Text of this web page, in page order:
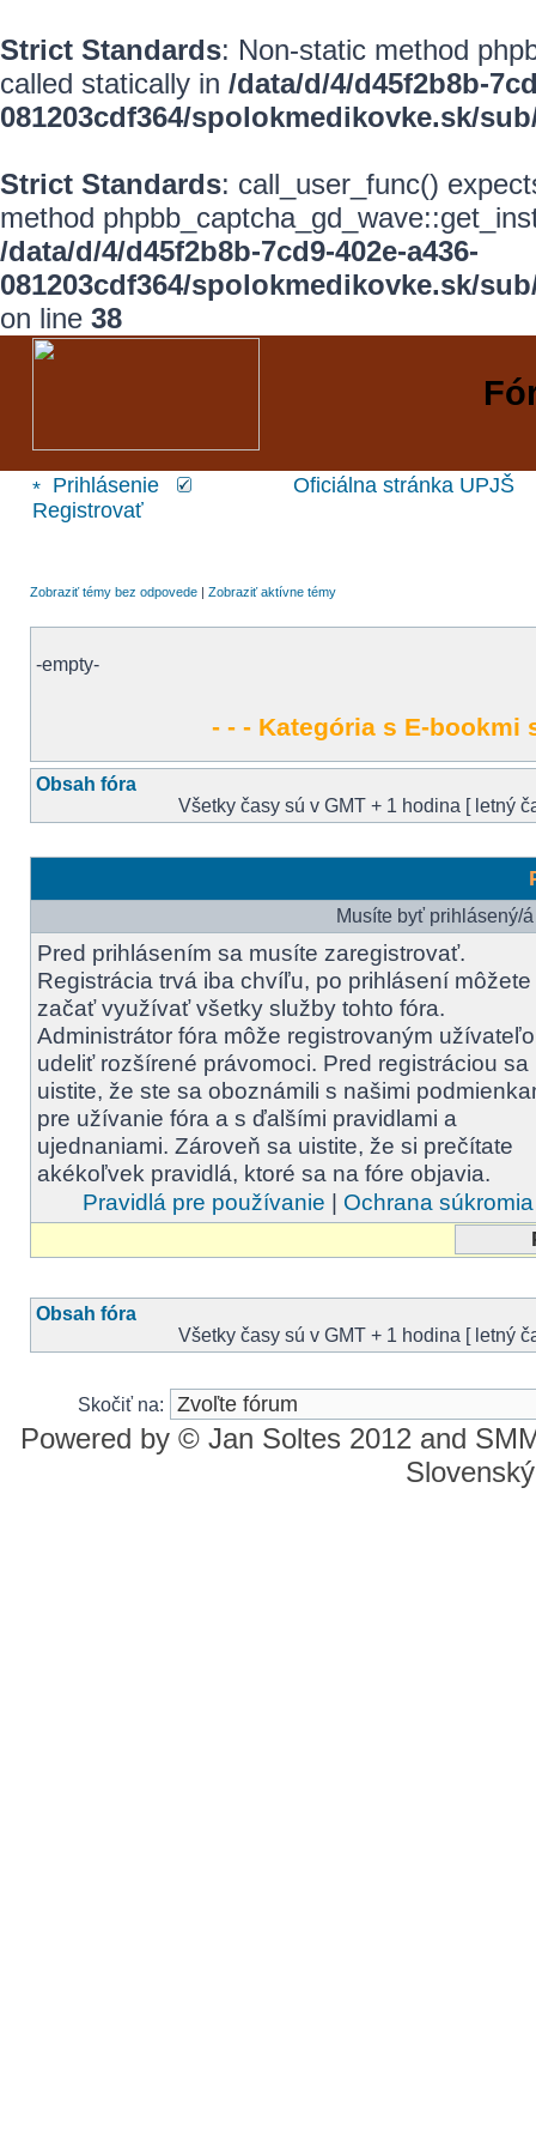
Strict Standards: Non-static method
called statically in /data/d/4/d45f2b8b-
081203cdf364/spolokmedikovke.sk/
Strict Standards: call_user_func()
method
/data/d/4/d45f2b8b-7cd9-402e-a436-
081203cdf364/spolokmedikovke.sk/
on line 38
Prihlásenie
Registrovať
Oficiálna stránka UPJŠ
Zobraziť témy bez odpovede | Zobraziť aktívne témy
-empty-
- - - Kategória s E-bookmi
Obsah fóra
Všetky časy sú v GMT + 1 hodina [ letný
Musíte byť prihlásený/
Pred prihlásením sa musíte zaregistrovať.
Registrácia trvá iba chvíľu, po prihlásení môžete
začať využívať všetky služby tohto fóra.
Administrátor fóra môže registrovaným
udeliť rozšírené právomoci. Pred registráciou sa
uistite, že ste sa oboznámili s našimi
pre užívanie fóra a s ďalšími pravidlami a
ujednaniami. Zároveň sa uistite, že si prečítate
akékoľvek pravidlá, ktoré sa na fóre objavia.
Pravidlá pre používanie | Ochrana súkromia
Obsah fóra
Všetky časy sú v GMT + 1 hodina [ letný
Skočiť na:
Powered by © Jan Soltes 2012 and